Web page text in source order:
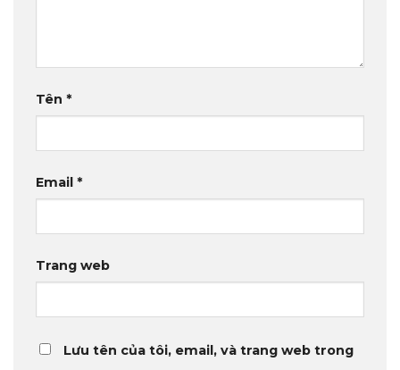
Tên *
Email *
Trang web
Lưu tên của tôi, email, và trang web trong